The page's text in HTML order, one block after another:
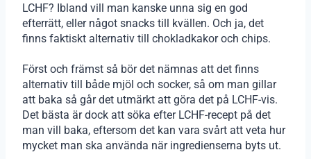
LCHF? Ibland vill man kanske unna sig en god
efterrätt, eller något snacks till kvällen. Och ja, det
finns faktiskt alternativ till chokladkakor och chips.
Först och främst så bör det nämnas att det finns
alternativ till både mjöl och socker, så om man gillar
att baka så går det utmärkt att göra det på LCHF-vis.
Det bästa är dock att söka efter LCHF-recept på det
man vill baka, eftersom det kan vara svårt att veta hur
mycket man ska använda när ingredienserna byts ut.